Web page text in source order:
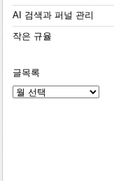
AI 검색과 퍼널 관리
작은 규율
글목록
글